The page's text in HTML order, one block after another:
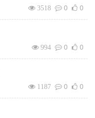
3518 0 0
994 0 0
1187 0 0